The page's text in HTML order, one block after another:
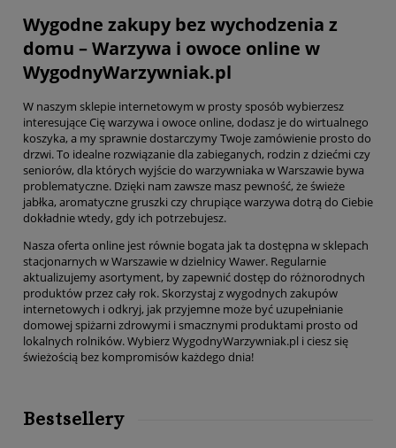
Wygodne zakupy bez wychodzenia z
domu – Warzywa i owoce online w
WygodnyWarzywniak.pl
W naszym sklepie internetowym w prosty sposób wybierzesz
interesujące Cię warzywa i owoce online, dodasz je do wirtualnego
koszyka, a my sprawnie dostarczymy Twoje zamówienie prosto do
drzwi. To idealne rozwiązanie dla zabieganych, rodzin z dziećmi czy
seniorów, dla których wyjście do warzywniaka w Warszawie bywa
problematyczne. Dzięki nam zawsze masz pewność, że świeże
jabłka, aromatyczne gruszki czy chrupiące warzywa dotrą do Ciebie
dokładnie wtedy, gdy ich potrzebujesz.
Nasza oferta online jest równie bogata jak ta dostępna w sklepach
stacjonarnych w Warszawie w dzielnicy Wawer. Regularnie
aktualizujemy asortyment, by zapewnić dostęp do różnorodnych
produktów przez cały rok. Skorzystaj z wygodnych zakupów
internetowych i odkryj, jak przyjemne może być uzupełnianie
domowej spiżarni zdrowymi i smacznymi produktami prosto od
lokalnych rolników. Wybierz WygodnyWarzywniak.pl i ciesz się
świeżością bez kompromisów każdego dnia!
Bestsellery